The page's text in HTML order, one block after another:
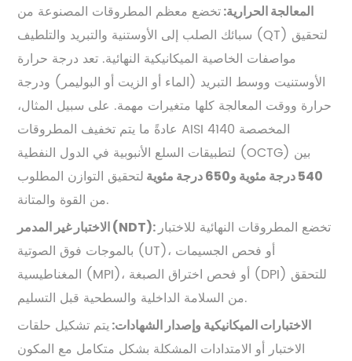
المعالجة الحرارية:تخضع معظم المطروقات المصنوعة من
سبائك الصلب إلى الأوستنية والتبريد والتلطيف (QT) لتحقيق
مواصفات الخاصية الميكانيكية النهائية. تعد درجة حرارة
الأوستنيت ووسط التبريد (الماء أو الزيت أو البوليمر) ودرجة
حرارة ووقت المعالجة كلها متغيرات مهمة. على سبيل المثال،
عادةً ما يتم تخفيف المطروقات AISI 4140 المخصصة
لتطبيقات السلع الأنبوبية في الدول النفطية (OCTG) بين
540 درجة مئوية و650 درجة مئوية
لتحقيق التوازن المطلوب
من القوة والمتانة.
الاختبار غير المدمر (NDT): تخضع المطروقات النهائية للاختبار
بالموجات فوق الصوتية (UT)، أو فحص الجسيمات
المغناطيسية (MPI)، أو فحص اختراق الصبغة (DPI) للتحقق
من السلامة الداخلية والسطحية قبل التسليم.
الاختبارات الميكانيكية وإصدار الشهادات:يتم تشكيل حلقات
الاختبار أو الامتدادات المشكلة بشكل متكامل مع المكون